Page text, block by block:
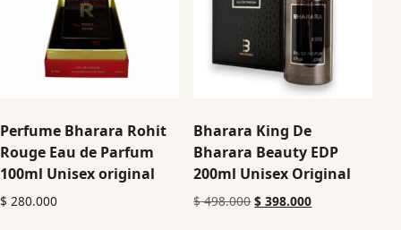
Perfume Bharara Rohit
Rouge Eau de Parfum
100ml Unisex original
$ 280.000
Bharara King De
Bharara Beauty EDP
200ml Unisex Original
$498.000 $ 398.000